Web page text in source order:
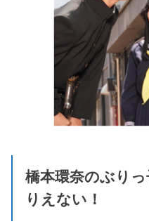
橋本環奈のぶり
りえない！